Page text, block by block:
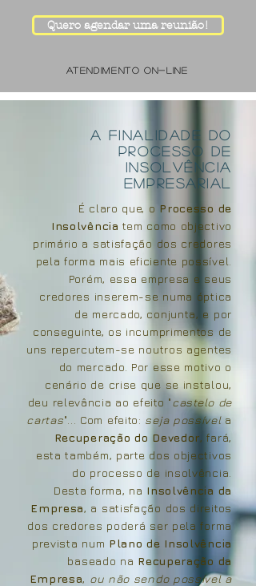
Quero agendar uma reunião!
atendimento on-line
É claro que, o Processo de
Insolvênciatem como objectivo
primário a satisfação dos credores
pela forma mais eficiente possível.
Porém, essa empresa e seus
credores inserem-se numa óptica
de mercado, conjunta, e por
conseguinte, os incumprimentos de
uns repercutem-se noutros agentes
do mercado. Por esse motivo o
cenário de crise que se instalou,
deu relevância ao efeito "castelo de
cartas"... Com efeito: seja possível a
Recuperação do Devedor, fará,
esta também, parte dos objectivos
do processo de insolvência.
Desta forma, na Insolvência da
Empresa, a satisfação dos direitos
dos credores poderá ser pela forma
prevista num Plano de Insolvência
baseado na Recuperação da
Empresa, ou não sendo possível a
A finalidade do
processo de
Insolvência
EMPRESARIAL